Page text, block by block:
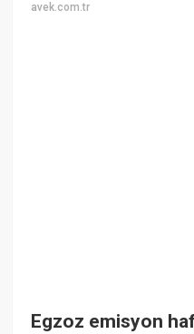
avek.com.tr
Egzoz emisyon